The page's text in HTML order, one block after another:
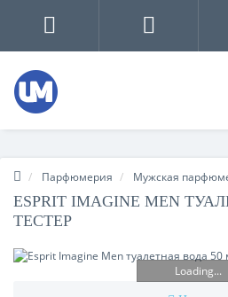
Парфюмерия Мужская
ESPRIT IMAGINE MEN
ТЕСТЕР
Loading...